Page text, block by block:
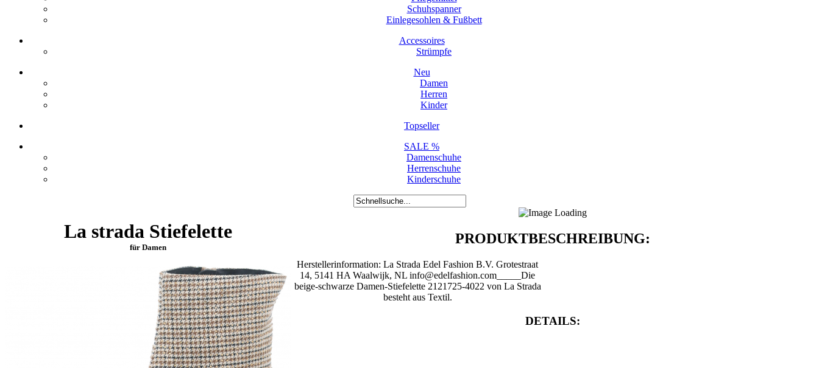
Schuhspanner
Einlegesohlen & Fußbett
Accessoires
Strümpfe
Neu
Damen
Herren
Kinder
Topseller
SALE %
Damenschuhe
Herrenschuhe
Kinderschuhe
La strada Stiefelette
für Damen
PRODUKTBESCHREIBUNG:
Herstellerinformation: La Strada Edel Fashion B.V. Grotestraat
14, 5141 HA Waalwijk, NL info@edelfashion.com_____Die
beige-schwarze Damen-Stiefelette 2121725-4022 von La Strada
besteht aus Textil.
DETAILS: